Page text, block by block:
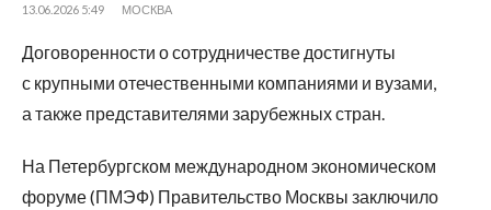
13.06.2026 5:49 МОСКВА
Договоренности о сотрудничестве достигнуты
с крупными отечественными компаниями и вузами,
а также представителями зарубежных стран.
На Петербургском международном экономическом
форуме (ПМЭФ) Правительство Москвы заключило